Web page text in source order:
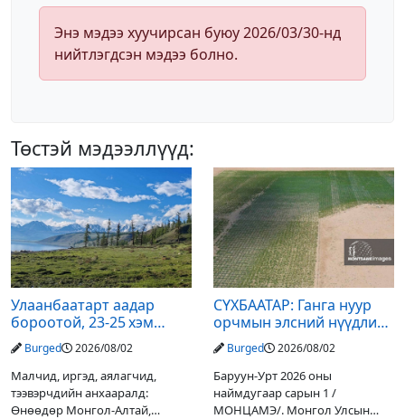
Энэ мэдээ хуучирсан буюу 2026/03/30-нд
нийтлэгдсэн мэдээ болно.
Төстэй мэдээллүүд:
Улаанбаатарт аадар
бороотой, 23-25 хэм
дулаан байна
Burged 2026/08/02
Малчид, иргэд, аялагчид,
тээвэрчдийн анхааралд:
Өнөөдөр Монгол-Алтай,
СҮХБААТАР: Ганга нуур
орчмын элсний нүүдлийг
зогсоох туршилтын ажил
үр дүнгээ өгч эхэлжээ
Burged 2026/08/02
Баруун-Урт 2026 оны
наймдугаар сарын 1 /
МОНЦАМЭ/. Монгол Улсын